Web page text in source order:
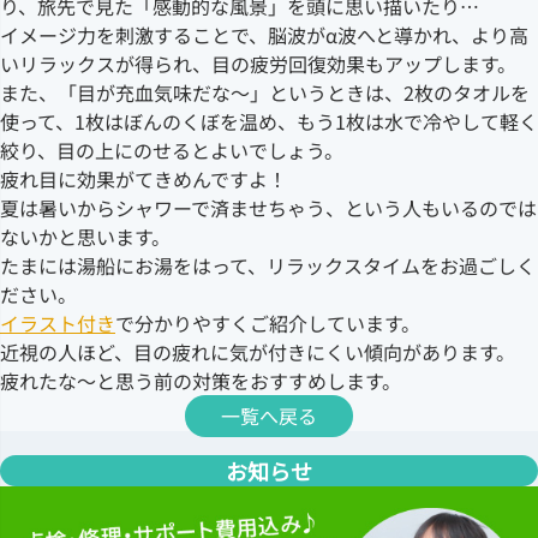
イメージ力を刺激することで、脳波がα波へと導かれ、より高
いリラックスが得られ、目の疲労回復効果もアップします。
また、「目が充血気味だな～」というときは、2枚のタオルを
使って、1枚はぼんのくぼを温め、もう1枚は水で冷やして軽く
絞り、目の上にのせるとよいでしょう。
疲れ目に効果がてきめんですよ！
夏は暑いからシャワーで済ませちゃう、という人もいるのでは
ないかと思います。
たまには湯船にお湯をはって、リラックスタイムをお過ごしく
ださい。
イラスト付きで分かりやすくご紹介しています。
近視の人ほど、目の疲れに気が付きにくい傾向があります。
疲れたな～と思う前の対策をおすすめします。
一覧へ戻る
お知らせ